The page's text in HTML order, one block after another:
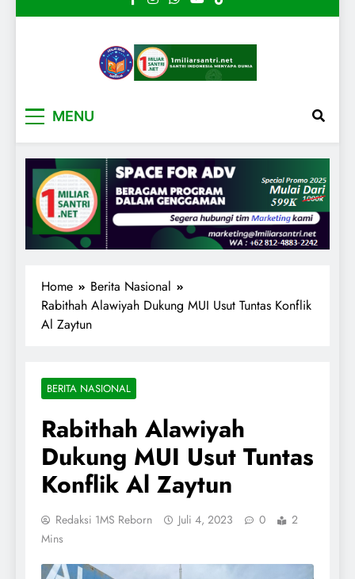
MENU
Home
Berita Nasional
Rabithah Alawiyah Dukung MUI Usut Tuntas Konflik
Al Zaytun
BERITA NASIONAL
Rabithah Alawiyah
Dukung MUI Usut Tuntas
Konflik Al Zaytun
Redaksi 1MS Reborn Juli 4, 2023 0
2
Mins